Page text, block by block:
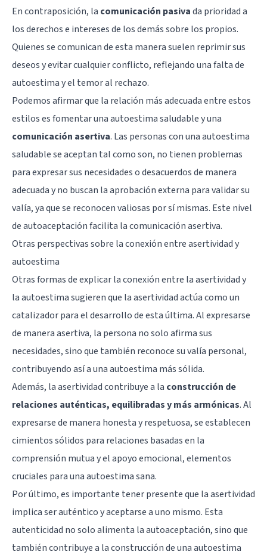
En contraposición, la comunicación pasivada prioridad a
los derechos e intereses de los demás sobre los propios.
Quienes se comunican de esta manera suelen reprimir sus
deseos y evitar cualquier conflicto, reflejando una falta de
autoestima y el temor al rechazo.
Podemos afirmar que la relación más adecuada entre estos
estilos es fomentar una autoestima saludable y una
comunicación asertiva. Las personas con una autoestima
saludable se aceptan tal como son, no tienen problemas
para expresar sus necesidades o desacuerdos de manera
adecuada y no buscan la aprobación externa para validar su
valía, ya que se reconocen valiosas por sí mismas. Este nivel
de autoaceptación facilita la comunicación asertiva.
Otras perspectivas sobre la conexión entre asertividad y
autoestima
Otras formas de explicar la conexión entre la asertividad y
la autoestima sugieren que la asertividad actúa como un
catalizador para el desarrollo de esta última. Al expresarse
de manera asertiva, la persona no solo afirma sus
necesidades, sino que también reconoce su valía personal,
contribuyendo así a una autoestima más sólida.
Además, la asertividad contribuye a la construcción de
relaciones auténticas, equilibradas y más armónicas. Al
expresarse de manera honesta y respetuosa, se establecen
cimientos sólidos para relaciones basadas en la
comprensión mutua y el apoyo emocional, elementos
cruciales para una autoestima sana.
Por último, es importante tener presente que la asertividad
implica ser auténtico y aceptarse a uno mismo. Esta
autenticidad no solo alimenta la autoaceptación, sino que
también contribuye a la construcción de una autoestima